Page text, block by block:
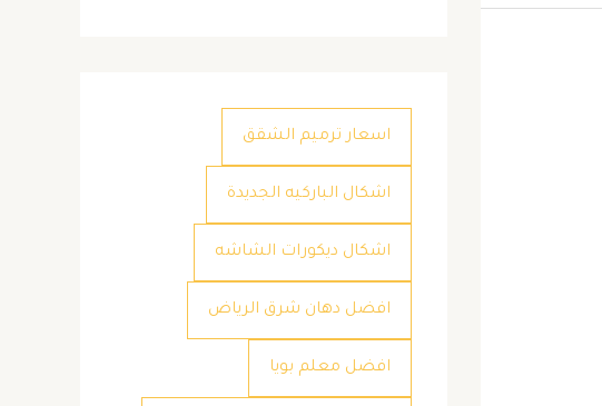
اسعار ترميم الشقق
اشكال الباركيه الجديدة
اشكال ديكورات الشاشه
افضل دهان شرق الرياض
افضل معلم بويا